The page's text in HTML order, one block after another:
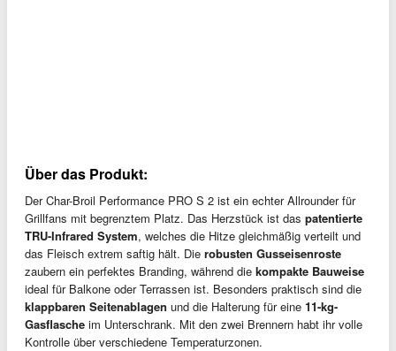
Über das Produkt:
Der Char-Broil Performance PRO S 2 ist ein echter Allrounder für
Grillfans mit begrenztem Platz. Das Herzstück ist das patentierte
TRU-Infrared System, welches die Hitze gleichmäßig verteilt und
das Fleisch extrem saftig hält. Die robusten Gusseisenroste
zaubern ein perfektes Branding, während die kompakte Bauweise
ideal für Balkone oder Terrassen ist. Besonders praktisch sind die
klappbaren Seitenablagen und die Halterung für eine 11-kg-
Gasflasche im Unterschrank. Mit den zwei Brennern habt ihr volle
Kontrolle über verschiedene Temperaturzonen.